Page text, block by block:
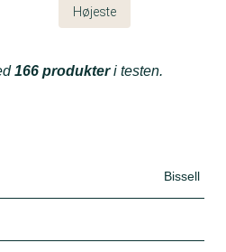
Højeste
166 produkteri testen.
Bissell